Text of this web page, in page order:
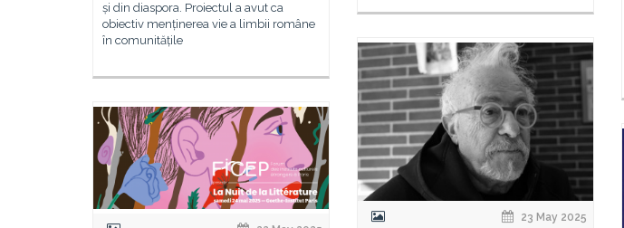
și din diaspora. Proiectul a avut ca
obiectiv menținerea vie a limbii române
în comunitățile
23 May 2025